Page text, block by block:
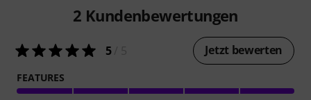
2 Kundenbewertungen
5/ 5 Jetzt bewerten
FEATURES